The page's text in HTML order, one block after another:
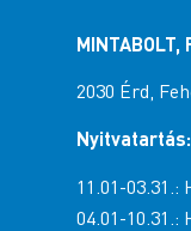
MINTABOLT,
2030 Érd,
Nyitvatartás:
11.01-03.31.:
04.01-10.31.: